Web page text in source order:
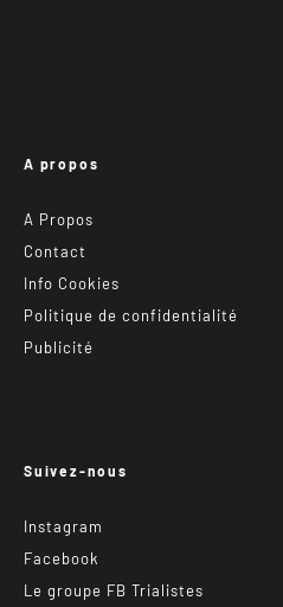
A propos
A Propos
Contact
Info Cookies
Politique de confidentialité
Publicité
Suivez-nous
Instagram
Facebook
Le groupe FB Trialistes